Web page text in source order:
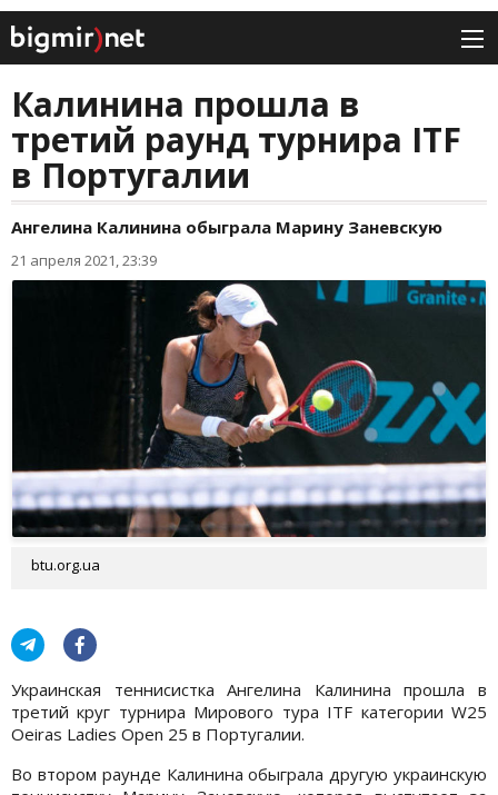
Калинина прошла в
третий раунд турнира ITF
в Португалии
Ангелина Калинина обыграла Марину Заневскую
21 апреля 2021, 23:39
btu.org.ua
Украинская теннисистка Ангелина Калинина прошла в
третий круг турнира Мирового тура ITF категории W25
Oeiras Ladies Open 25 в Португалии.
Во втором раунде Калинина обыграла другую украинскую